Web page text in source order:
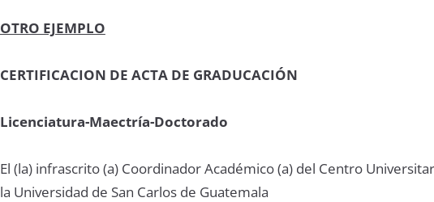
OTRO EJEMPLO
CERTIFICACION DE ACTA DE GRADUCACIÓN
Licenciatura-Maectría-Doctorado
El (la) infrascrito (a) Coordinador Académico (a) del Centro
la Universidad de San Carlos de Guatemala